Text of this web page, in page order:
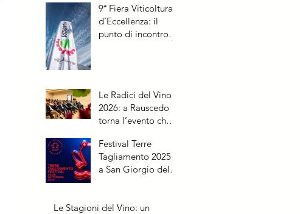
9ª Fiera Viticoltura
d’Eccellenza: il
punto di incontro
Le Radici del Vino
2026: a Rauscedo
torna l’evento che
dalle origini al
futuro
Festival Terre
Tagliamento 2025:
a San Giorgio della
speciali
Le Stagioni del Vino: un